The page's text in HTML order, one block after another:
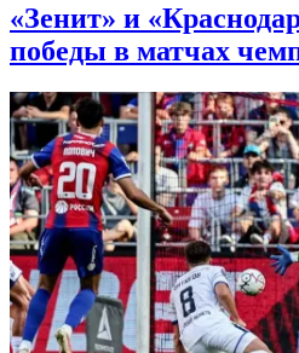
«Зенит» и
победы в матчах